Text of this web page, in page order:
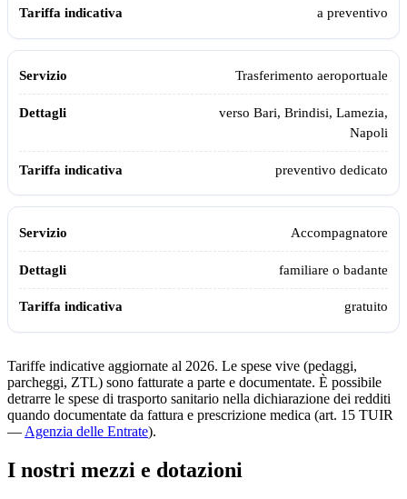
a preventivo
Trasferimento aeroportuale
verso Bari, Brindisi, Lamezia,
Napoli
preventivo dedicato
Accompagnatore
familiare o badante
gratuito
Tariffe indicative aggiornate al 2026. Le spese vive (pedaggi,
parcheggi, ZTL) sono fatturate a parte e documentate. È possibile
detrarre le spese di trasporto sanitario nella dichiarazione dei redditi
quando documentate da fattura e prescrizione medica (art. 15 TUIR
— Agenzia delle Entrate).
I nostri mezzi e dotazioni